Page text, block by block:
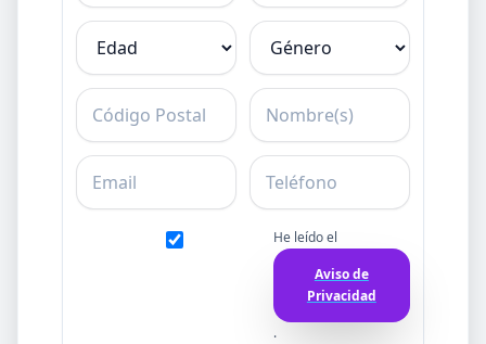
Edad Género
C.P. Nombre
Email Teléfono
He leído el
Aviso de
Privacidad
.